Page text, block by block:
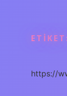
https://